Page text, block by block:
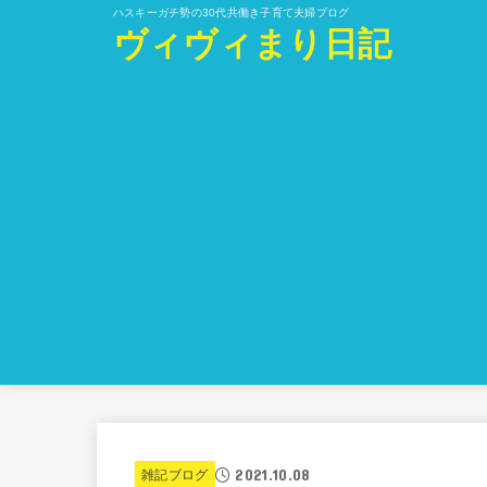
ハスキーガチ勢の30代共働き子育て夫婦ブログ
ヴィヴィまり日記
雑記ブログ 2021.10.08